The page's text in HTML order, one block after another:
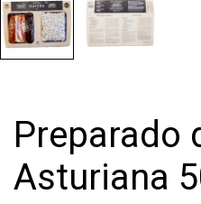
Preparado
Asturiana